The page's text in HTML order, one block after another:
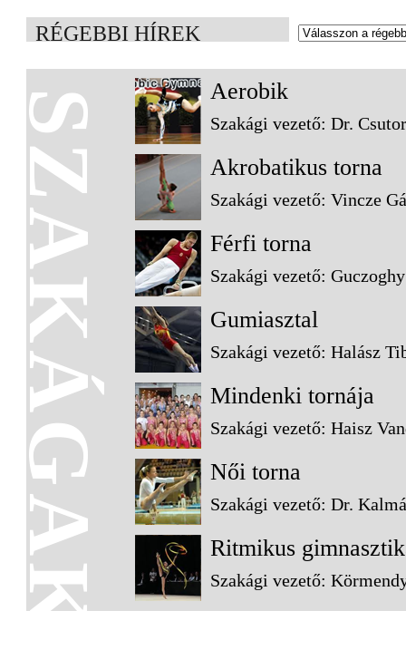
RÉGEBBI HÍREK
SZAKÁGAK Aerobik
Szakági vezető: Dr.
Akrobatikus torna
Szakági vezető: Vincze
Férfi torna
Szakági vezető:
Gumiasztal
Szakági vezető: Halász
Mindenki tornája
Szakági vezető: Haisz
Női torna
Szakági vezető: Dr.
Ritmikus
Szakági vezető: